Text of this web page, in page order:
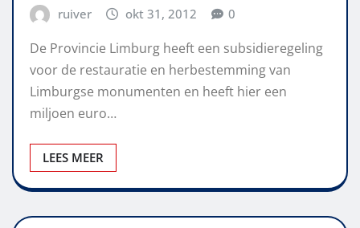
ruiver okt 31, 2012 0
De Provincie Limburg heeft een subsidieregeling
voor de restauratie en herbestemming van
Limburgse monumenten en heeft hier een
miljoen euro…
LEES MEER